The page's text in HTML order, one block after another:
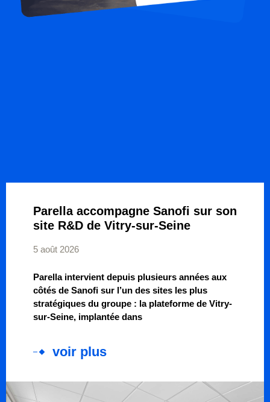
Parella accompagne Sanofi sur son
site R&D de Vitry-sur-Seine
5 août 2026
Parella intervient depuis plusieurs années aux
côtés de Sanofi sur l’un des sites les plus
stratégiques du groupe : la plateforme de Vitry-
sur-Seine, implantée dans
voir plus